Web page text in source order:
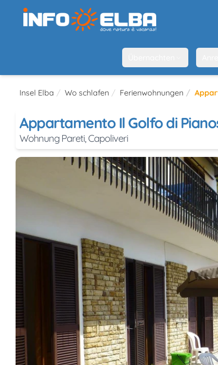
Insel Elba Wo schlafen Ferienwohnungen
Appartamento Il Golfo di
Wohnung Pareti, Capoliveri